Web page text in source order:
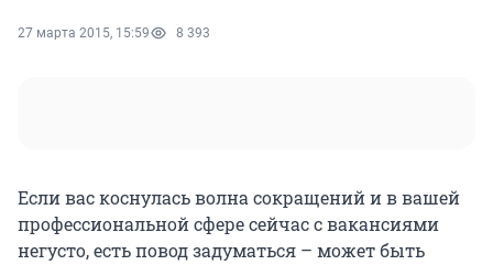
27 марта 2015, 15:59 8 393
Если вас коснулась волна сокращений и в вашей
профессиональной сфере сейчас с вакансиями
негусто, есть повод задуматься – может быть